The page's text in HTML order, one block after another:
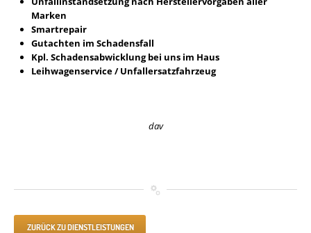
Marken
Smartrepair
Gutachten im Schadensfall
Kpl. Schadensabwicklung bei uns im Haus
Leihwagenservice / Unfallersatzfahrzeug
dav
ZURÜCK ZU DIENSTLEISTUNGEN